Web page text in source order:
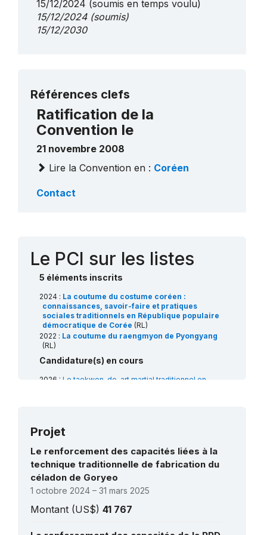
15/12/2024 (soumis en temps voulu)
15/12/2024(soumis)
15/12/2030
Références clefs
Ratification de la
Convention le
21 novembre 2008
Lire la Convention en : Coréen
Contact
Le PCI sur les listes
5 éléments inscrits
2024 : La coutume du costume coréen :
connaissances, savoir-faire et pratiques
sociales traditionnels en République populaire
démocratique de Corée (RL)
2022 : La coutume du raengmyon de Pyongyang
(RL)
2018 :La lutte coréenne traditionnelle
(Ssirum/Ssireum)(RL)
2015 : La tradition de la préparation du kimchi
(RL)
Candidature(s) en cours
2026 : Le taekwon-do, art martial traditionnel en
Projet
Le renforcement des capacités liées à la
technique traditionnelle de fabrication du
céladon de Goryeo
1 octobre 2024 – 31 mars 2025
Montant (US$) 41 767